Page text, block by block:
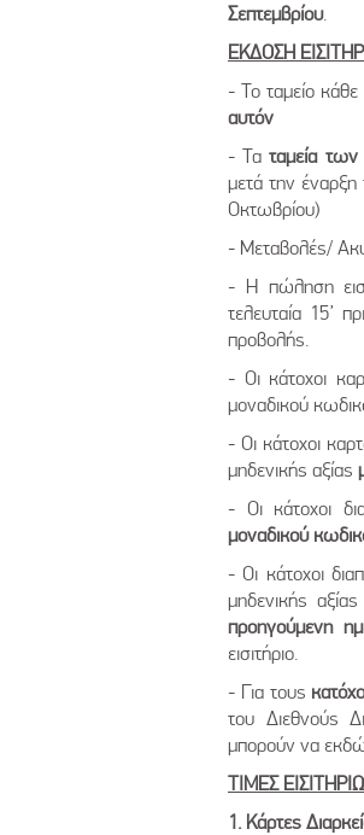
Σεπτεμβρίου.
ΕΚΔΟΣΗ
- Το ταμείο κάθε
αυτόν
- Ταταμεία
μετά την
Οκτωβρίου)
- Μεταβολές/
- Η πώληση
τελευταία 15’
προβολής.
- Οι κάτοχοι
μοναδικού
- Οι κάτοχοι
μηδενικής αξίας
- Οι κάτοχοι
μοναδικού
- Οι κάτοχοι
μηδενικής
προηγούμενη
εισιτήριο.
- Για τους
του Διεθνούς
μπορούν να
ΤΙΜΕΣ
1. Κάρτες